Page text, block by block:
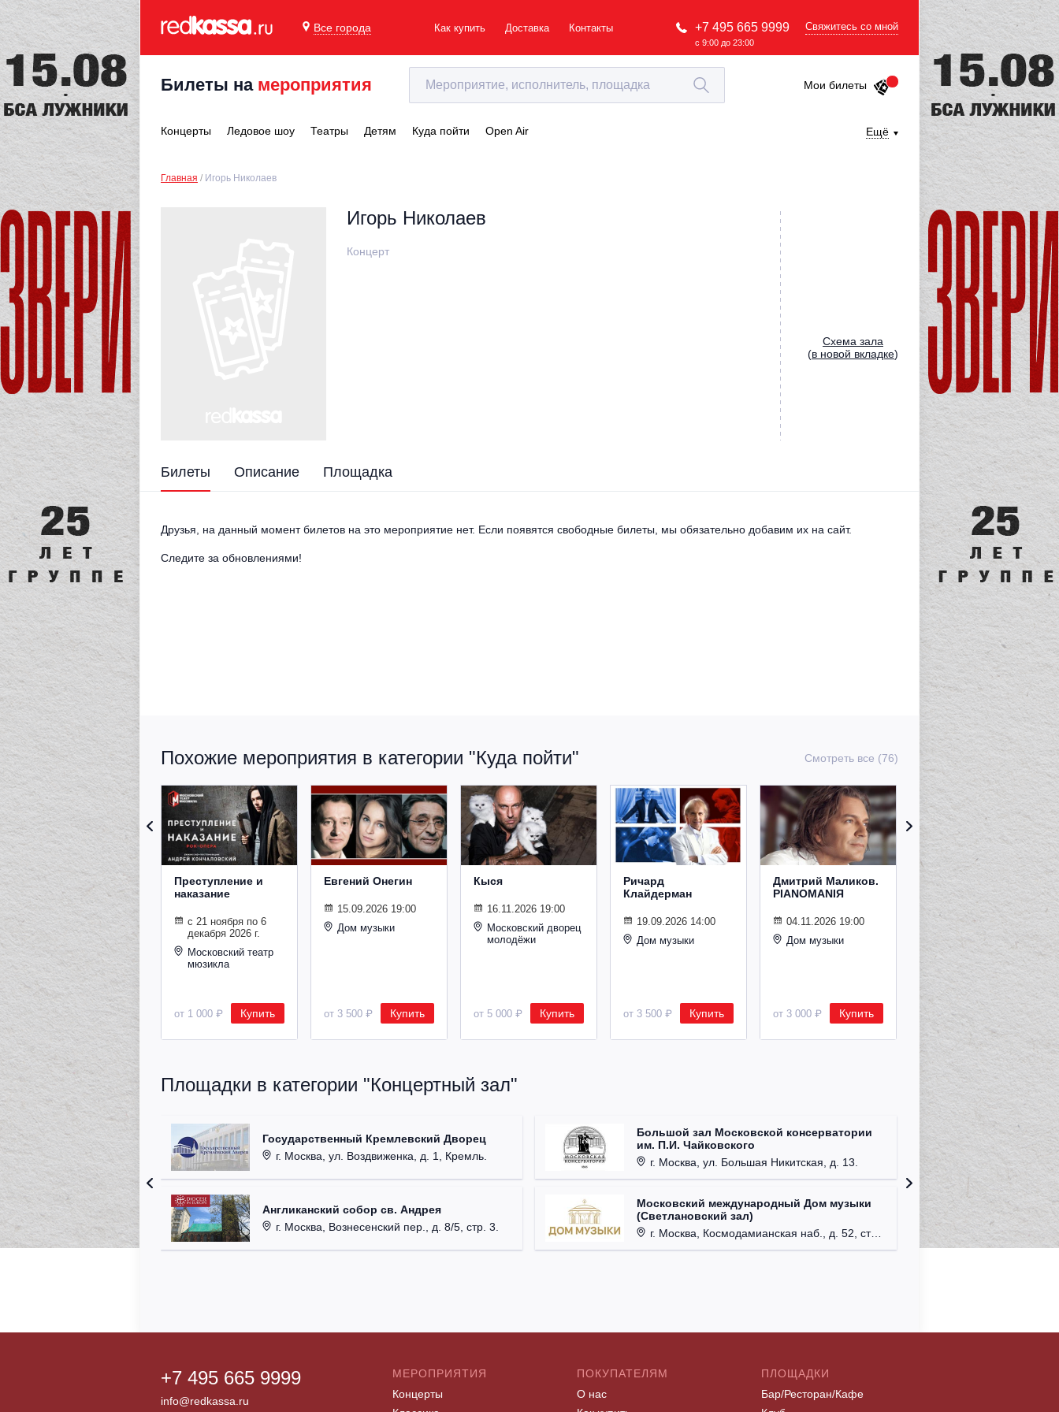
Все города Как купить Доставка Контакты +7 495 665 9999
с 9:00 до 23:00
Свяжитесь со мной
Билеты на мероприятия Мои билеты
Концерты Ледовое шоу Театры Детям Куда пойти Open Air Ещё
Главная Игорь Николаев
Игорь Николаев
Концерт
Cхема зала
(в новой вкладке)
Билеты Описание Площадка
Друзья, на данный момент билетов на это мероприятие нет. Если появятся свободные билеты, мы обязательно добавим их на сайт.
Следите за обновлениями!
Похожие мероприятия в категории "Куда пойти" Смотреть все (76)
Преступление и
наказание
с 21 ноября по 6
декабря 2026 г.
Московский театр
мюзикла
от 1 000 ₽ Купить
Евгений Онегин
15.09.2026 19:00
Дом музыки
от 3 500 ₽ Купить
Кыся
16.11.2026 19:00
Московский дворец
молодёжи
от 5 000 ₽ Купить
Ричард
Клайдерман
19.09.2026 14:00
Дом музыки
от 3 500 ₽ Купить
Дмитрий Маликов.
PIANOMANIЯ
04.11.2026 19:00
Дом музыки
от 3 000 ₽ Купить
Рождественский
концерт
Владимира
Спивакова
24.12.2026 19:00
Дом музыки
от 8 500 ₽ Купить
Площадки в категории "Концертный зал"
Государственный Кремлевский Дворец
г. Москва, ул. Воздвиженка, д. 1, Кремль.
Англиканский собор св. Андрея
г. Москва, Вознесенский пер., д. 8/5, стр. 3.
Большой зал Московской консерватории
им. П.И. Чайковского
г. Москва, ул. Большая Никитская, д. 13.
Московский международный Дом музыки
(Светлановский зал)
г. Москва, Космодамианская наб., д. 52, стр. 8.
г.
Клуб
г.
+7 495 665 9999
info@redkassa.ru
МЕРОПРИЯТИЯ
Концерты
ПОКУПАТЕЛЯМ
О нас
ПЛОЩАДКИ
Бар/Ресторан/Кафе